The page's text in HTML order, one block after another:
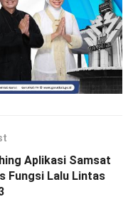
Aplikasi Samsat
Fungsi Lalu Lintas